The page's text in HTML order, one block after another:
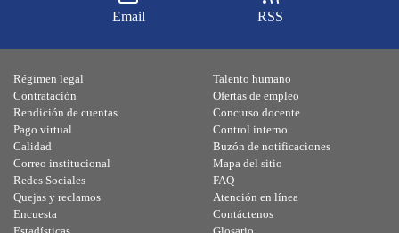
Email RSS
Régimen legal
Contratación
Rendición de cuentas
Pago virtual
Calidad
Talento humano
Ofertas de empleo
Concurso docente
Control interno
Buzón de notificaciones
Correo institucional
Redes Sociales
Quejas y reclamos
Encuesta
Mapa del sitio
FAQ
Atención en línea
Contáctenos